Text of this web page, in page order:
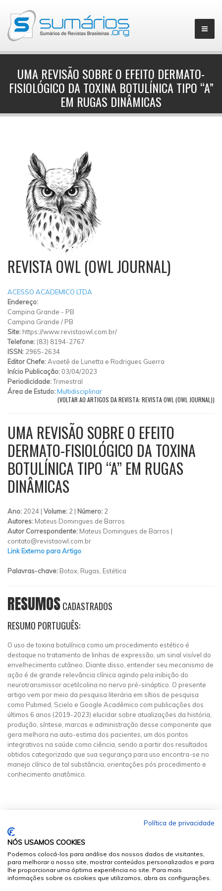
▼
UMA REVISÃO SOBRE O EFEITO DERMATO-
FISIOLÓGICO DA TOXINA BOTULÍNICA TIPO “A”
EM RUGAS DINÂMICAS
REVISTA OWL (OWL JOURNAL)
ACESSO ACADEMICO LTDA
Endereço:
Campina Grande - PB
Campina Grande / PB
Site: https://www.revistaowl.com.br/
Telefone: (83) 8194-2767
ISSN: 2965-2634
Editor Chefe:Avaetê de Lunetta e Rodrigues Guerra
Início Publicação: 03/04/2023
Periodicidade:Trimestral
Área de Estudo:Multidisciplinar
(VOLTAR AO ARTIGOS DA REVISTA: REVISTA OWL (OWL JOURNAL))
UMA REVISÃO SOBRE O EFEITO
DERMATO-FISIOLÓGICO DA TOXINA
BOTULÍNICA TIPO “A” EM RUGAS
DINÂMICAS
Ano: 2024 | Volume: 2 | Número: 2
Autores: Mateus Domingues de Barros
Autor Correspondente: Mateus Domingues de Barros |
contato@revistaowl.com.br
Link Externo para Artigo
Palavras-chave: Botox, Rugas, Estética
RESUMOSCADASTRADOS
RESUMO PORTUGUÊS:
O uso de toxina botulínica como um procedimento estético é
destaque no tratamento de linhas de expressão, um sinal visível do
envelhecimento cutâneo. Diante disso, entender seu mecanismo de
ação é de grande relevância clínica agindo pela inibição do
neurotransmissor acetilcolina no nervo pré-sináptico. O presente
artigo vem por meio da pesquisa literária em sítios de pesquisa
como Pubmed, Scielo e Google Acadêmico com publicações dos
últimos 6 anos (2019-2023) elucidar sobre atualizações da história,
produção, síntese, marcas e administração desse componente que
gera melhora na auto-estima dos pacientes, um dos pontos
integrativos na saúde como ciência, sendo a partir dos resultados
obtidos categorizado que sua segurança para uso encontra-se no
manejo clínico de tal substância, orientações pós procedimento e
conhecimento anatômico.
Política de privacidade
NÓS USAMOS COOKIES
Podemos colocá-los para análise dos nossos dados de visitantes,
para melhorar o nosso site, mostrar conteúdos personalizados e para
lhe proporcionar uma óptima experiência no site. Para mais
informações sobre os cookies que utilizamos, abra as configurações.